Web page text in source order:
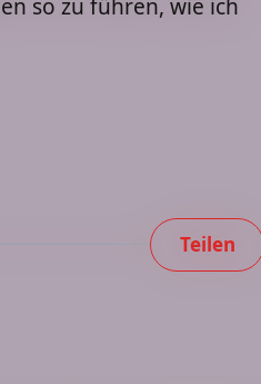
so zu führen, wie ich
Teilen